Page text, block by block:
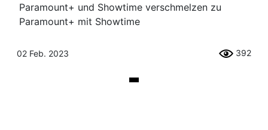
Paramount+ und Showtime verschmelzen zu
Paramount+ mit Showtime
02 Feb. 2023 392